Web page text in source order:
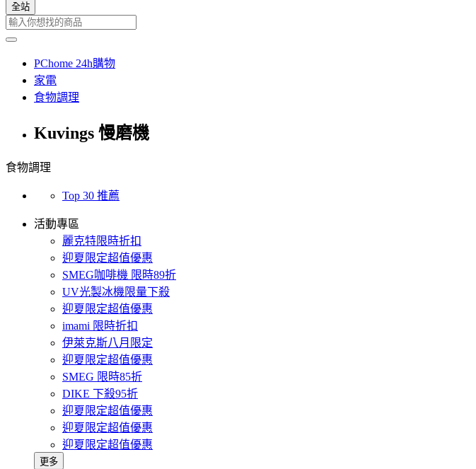
全站
PChome 24h購物
家電
食物調理
Kuvings 慢磨機
食物調理
Top 30 推薦
活動專區
麗克特限時折扣
迎夏限定超值優惠
SMEG咖啡機 限時89折
UV光製冰機限量下殺
迎夏限定超值優惠
imami 限時折扣
伊萊克斯八月限定
迎夏限定超值優惠
SMEG 限時85折
DIKE 下殺95折
迎夏限定超值優惠
迎夏限定超值優惠
迎夏限定超值優惠
更多